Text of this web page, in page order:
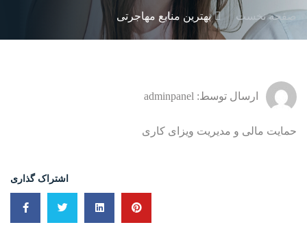
صفحه نخست بهترین منابع مهاجرتی
ارسال توسط: adminpanel
حمایت مالی و مدیریت ویزای کاری
اشتراک گذاری